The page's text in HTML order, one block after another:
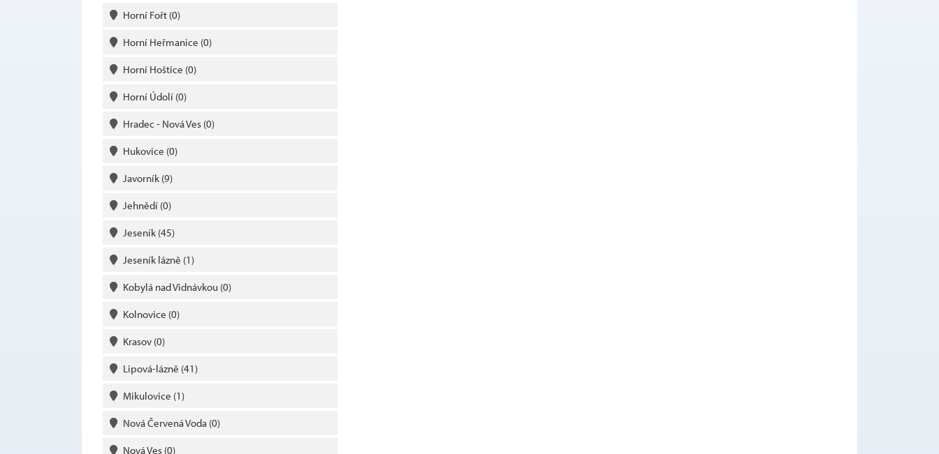
Horní Fořt (0)
Horní Heřmanice (0)
Horní Hoštice (0)
Horní Údolí (0)
Hradec - Nová Ves (0)
Hukovice (0)
Javorník (9)
Jehnědí (0)
Jeseník (45)
Jeseník lázně (1)
Kobylá nad Vidnávkou (0)
Kolnovice (0)
Krasov (0)
Lipová-lázně (41)
Mikulovice (1)
Nová Červená Voda (0)
Nová Ves (0)